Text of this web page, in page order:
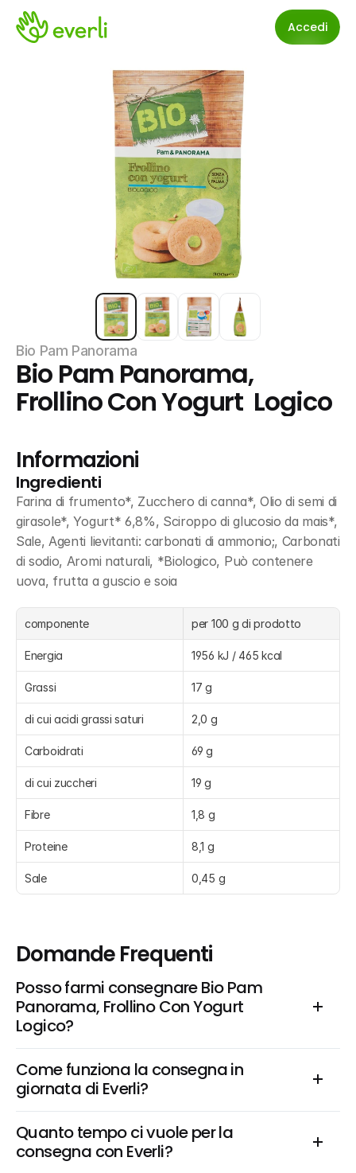
Accedi
Bio Pam Panorama
Bio Pam Panorama,
Frollino Con Yogurt  Logico
Informazioni
Ingredienti
Farina di frumento*, Zucchero di canna*, Olio di semi di
girasole*, Yogurt* 6,8%, Sciroppo di glucosio da mais*,
Sale, Agenti lievitanti: carbonati di ammonio;, Carbonati
di sodio, Aromi naturali, *Biologico, Può contenere
uova, frutta a guscio e soia
componente per 100 g di prodotto
Energia 1956 kJ / 465 kcal
Grassi 17 g
di cui acidi grassi saturi 2,0 g
Carboidrati 69 g
di cui zuccheri 19 g
Fibre 1,8 g
Proteine 8,1 g
Sale 0,45 g
Domande Frequenti
Posso farmi consegnare Bio Pam
Panorama, Frollino Con Yogurt
Logico?
Come funziona la consegna in
giornata di Everli?
Quanto tempo ci vuole per la
consegna con Everli?